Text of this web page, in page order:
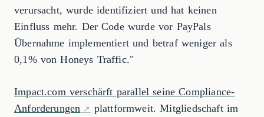
verursacht, wurde identifiziert und hat keinen
Einfluss mehr. Der Code wurde vor PayPals
Übernahme implementiert und betraf weniger als
0,1% von Honeys Traffic."
Impact.com verschärft parallel seine Compliance-
Anforderungen
plattformweit. Mitgliedschaft im